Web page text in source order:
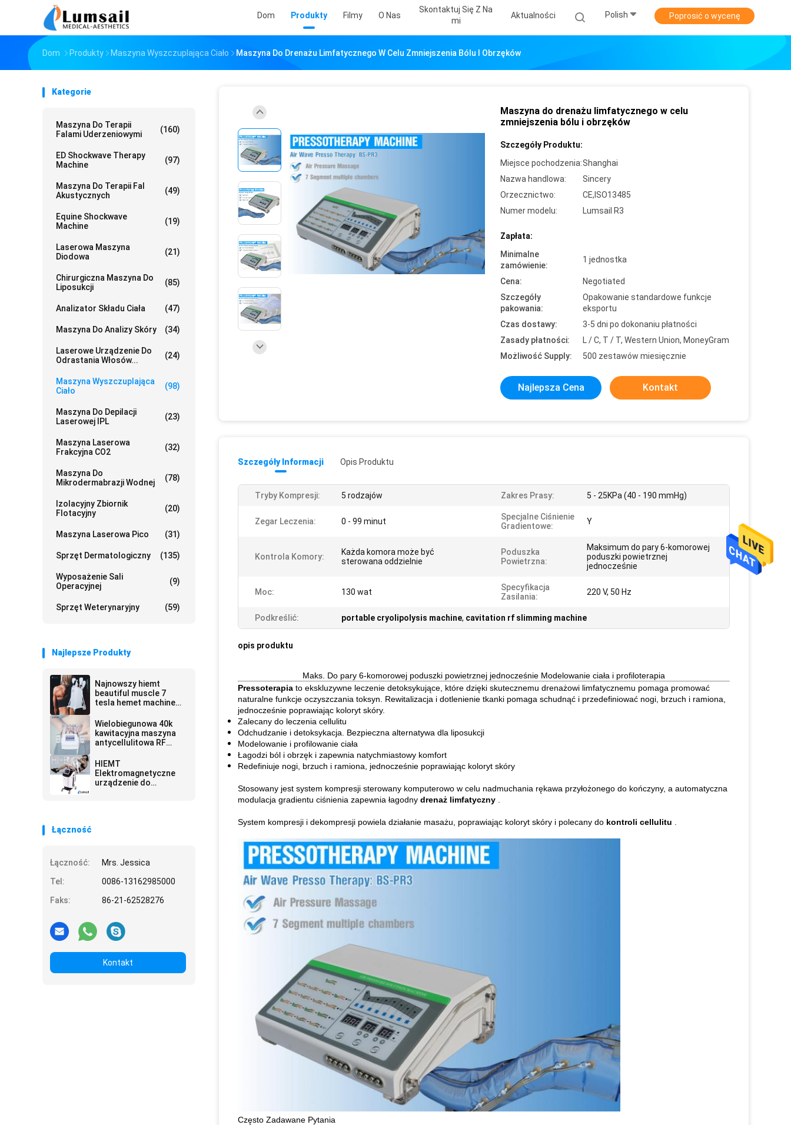
Dom Produkty Filmy O Nas
Skontaktuj Się Z Na
Mi
Aktualności Polish Poprosić o wycenę
Dom Produkty Maszyna Wyszczuplająca Ciało Maszyna Do Drenażu Limfatycznego W Celu Zmniejszenia Bólu I Obrzęków
Kategorie
Maszyna Do Terapii
Falami Uderzeniowymi
(160)
ED Shockwave Therapy
Machine
(97)
Maszyna Do Terapii Fal
Akustycznych
(49)
Equine Shockwave
Machine
(19)
Laserowa Maszyna
Diodowa
(21)
Chirurgiczna Maszyna Do
Liposukcji
(85)
Analizator Składu Ciała (47)
Maszyna Do Analizy Skóry (34)
Laserowe Urządzenie Do
Odrastania Włosów...
(24)
Maszyna Wyszczuplająca
Ciało
(98)
Maszyna Do Depilacji
Laserowej IPL
(23)
Maszyna Laserowa
Frakcyjna CO2
(32)
Maszyna Do
Mikrodermabrazji Wodnej
(78)
Izolacyjny Zbiornik
Flotacyjny
(20)
Maszyna Laserowa Pico (31)
Sprzęt Dermatologiczny (135)
Wyposażenie Sali
Operacyjnej
(9)
Sprzęt Weterynaryjny (59)
Najlepsze Produkty
Najnowszy hiemt
beautiful muscle 7
tesla hemet machine
elektromagnetyczny
nieinwazyjny slim
Wielobiegunowa 40k
kawitacyjna maszyna
antycellulitowa RF
HIEMT
Elektromagnetyczne
urządzenie do
Łączność
Łączność:
Mrs. Jessica
Tel:
0086-13162985000
Faks:
86-21-62528276
Kontakt
Maszyna do drenażu limfatycznego w celu
zmniejszenia bólu i obrzęków
Szczegóły Produktu:
Miejsce pochodzenia:Shanghai
Nazwa handlowa:
Sincery
Orzecznictwo:
CE,ISO13485
Numer modelu:
Lumsail R3
Zapłata:
Minimalne
zamówienie:
1 jednostka
Cena:
Negotiated
Szczegóły
pakowania:
Opakowanie standardowe funkcje
eksportu
Czas dostawy:
3-5 dni po dokonaniu płatności
Zasady płatności:
L / C, T / T, Western Union, MoneyGram
Możliwość Supply:
500 zestawów miesięcznie
Najlepsza Cena Kontakt
Szczegóły Informacji Opis Produktu
Tryby Kompresji: 5 rodzajów Zakres Prasy: 5 - 25KPa (40 - 190 mmHg)
Zegar Leczenia: 0 - 99 minut
Specjalne Ciśnienie
Gradientowe:
Y
Kontrola Komory:
Każda komora może być
sterowana oddzielnie
Poduszka
Powietrzna:
Maksimum do pary 6-komorowej
poduszki powietrznej
jednocześnie
Moc: 130 wat
Specyfikacja
Zasilania:
220 V, 50 Hz
Podkreślić: portable cryolipolysis machine, cavitation rf slimming machine
opis produktu
Maks. Do pary 6-komorowej poduszki powietrznej jednocześnie Modelowanie ciała i profiloterapia
Pressoterapia to ekskluzywne leczenie detoksykujące, które dzięki skutecznemu drenażowi limfatycznemu pomaga promować
naturalne funkcje oczyszczania toksyn.
Rewitalizacja i dotlenienie tkanki pomaga schudnąć i przedefiniować nogi, brzuch i ramiona,
jednocześnie poprawiając koloryt skóry.
Zalecany do leczenia cellulitu
Odchudzanie i detoksykacja. Bezpieczna alternatywa dla liposukcji
Modelowanie i profilowanie ciała
Łagodzi ból i obrzęk i zapewnia natychmiastowy komfort
Redefiniuje nogi, brzuch i ramiona, jednocześnie poprawiając koloryt skóry
Stosowany jest system kompresji sterowany komputerowo w celu nadmuchania rękawa przyłożonego do kończyny, a automatyczna
modulacja gradientu ciśnienia zapewnia łagodny drenaż limfatyczny
System kompresji i dekompresji powiela działanie masażu, poprawiając koloryt skóry i polecany do kontroli cellulitu
Często Zadawane Pytania